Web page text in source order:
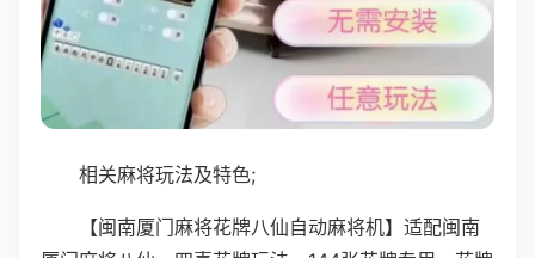
相关麻将玩法及特色;
【闽南厦门麻将花牌八仙自动麻将机】适配闽南